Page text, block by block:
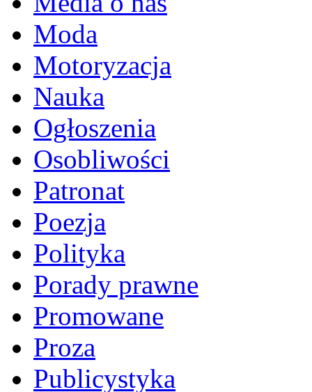
Moda
Motoryzacja
Nauka
Ogłoszenia
Osobliwości
Patronat
Poezja
Polityka
Porady prawne
Promowane
Proza
Publicystyka